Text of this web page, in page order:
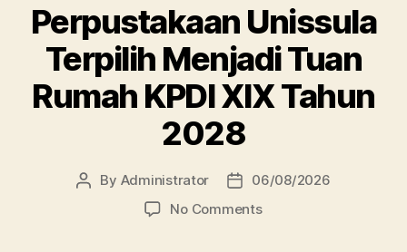
Perpustakaan Unissula
Terpilih Menjadi Tuan
Rumah KPDI XIX Tahun
2028
Post
By Administrator
Post
date
06/08/2026
No Commentson